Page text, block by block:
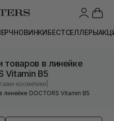
НОВИНКИБЕСТСЕЛЛЕРЫ
товаров в линейке
Vitamin B5
косметики
линейке DOCTORS Vitamin B5